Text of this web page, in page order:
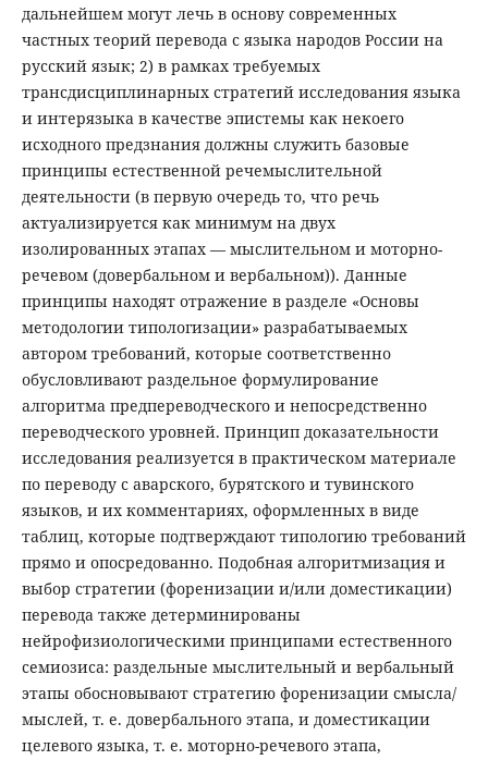
дальнейшем могут лечь в основу современных
частных теорий перевода с языка народов России на
русский язык; 2) в рамках требуемых
трансдисциплинарных стратегий исследования языка
и интерязыка в качестве эпистемы как некоего
исходного предзнания должны служить базовые
принципы естественной речемыслительной
деятельности (в первую очередь то, что речь
актуализируется как минимум на двух
изолированных этапах — мыслительном и моторно-
речевом (довербальном и вербальном)). Данные
принципы находят отражение в разделе «Основы
методологии типологизации» разрабатываемых
автором требований, которые соответственно
обусловливают раздельное формулирование
алгоритма предпереводческого и непосредственно
переводческого уровней. Принцип доказательности
исследования реализуется в практическом материале
по переводу с аварского, бурятского и тувинского
языков, и их комментариях, оформленных в виде
таблиц, которые подтверждают типологию требований
прямо и опосредованно. Подобная алгоритмизация и
выбор стратегии (форенизации и/или доместикации)
перевода также детерминированы
нейрофизиологическими принципами естественного
семиозиса: раздельные мыслительный и вербальный
этапы обосновывают стратегию форенизации смысла/
мыслей, т. е. довербального этапа, и доместикации
целевого языка, т. е. моторно-речевого этапа,